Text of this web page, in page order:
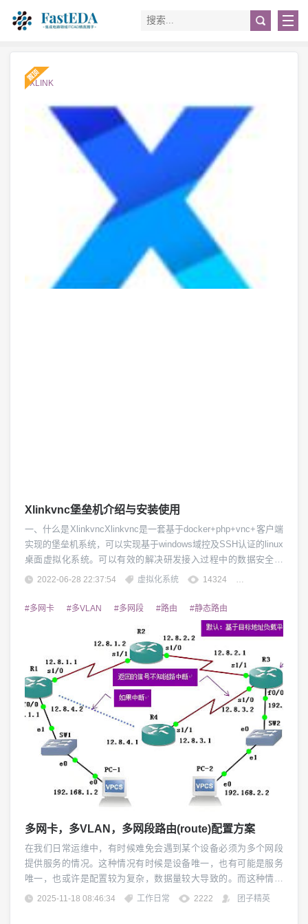
#XLINK
Xlinkvnc堡垒机介绍与安装使用
一、什么是XlinkvncXlinkvnc是一套基于docker+php+vnc+客户端
实现的堡垒机系统，可以实现基于windows域控及SSH认证的linux
桌面虚拟化系统。可以有效的解决研发接入过程中的数据安全管
控及统一认证管理。二、Xlinkvnc有哪些功能1、统一认证，支持
功能3、可针对企业研发实现接入管控及远...
2022-06-28 22:37:54 虚拟化系统 14324
#多网卡 #多VLAN #多网段 #路由 #静态路由
多网卡，多VLAN，多网段路由(route)配置方案
在我们日常运维中，有时候难免会遇到某个设备必须为多个网段
提供服务的情况。这种情况有时候是设备唯一，也有可能是服务
唯一，也或许是配置较为复杂，数据量较大导致的。而这种情况
下，如果遇到多个区域之间有隔离，那么就必须设置多网卡的形
2025-11-18 08:46:34 工作日常 2222 团子精英